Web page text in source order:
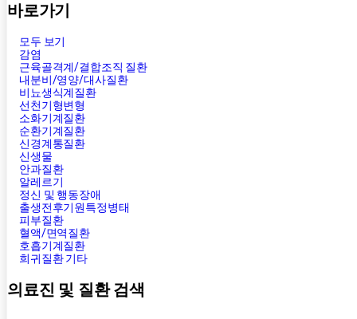
바로가기
모두 보기
감염
근육골격계/결합조직 질환
내분비/영양/대사질환
비뇨생식계질환
선천기형변형
소화기계질환
순환기계질환
신경계통질환
신생물
안과질환
알레르기
정신 및 행동장애
출생전후기원특정병태
피부질환
혈액/면역질환
호흡기계질환
희귀질환 기타
의료진 및 질환 검색